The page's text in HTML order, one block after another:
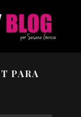
PARA